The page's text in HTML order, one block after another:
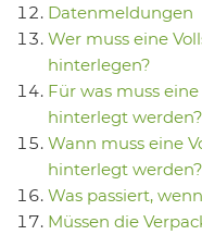
Datenmeldungen
Wer muss eine
hinterlegen?
Für was muss
hinterlegt werden?
Wann muss eine
hinterlegt werden?
Was passiert,
Müssen die